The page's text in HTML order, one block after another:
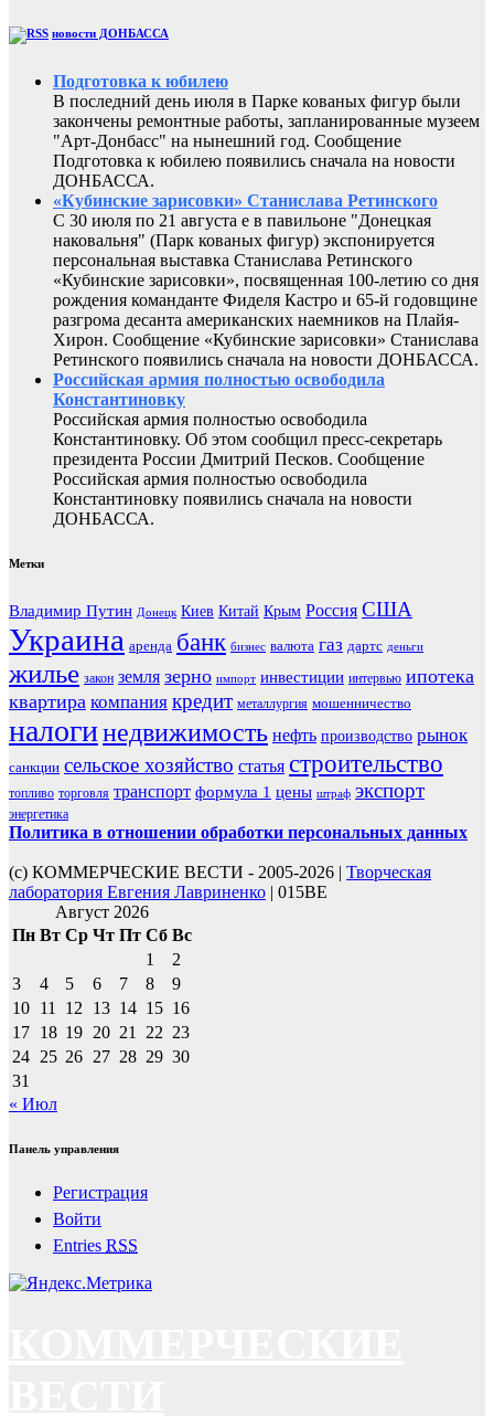
новости ДОНБАССА
Подготовка к юбилею
В последний день июля в Парке кованых фигур были
закончены ремонтные работы, запланированные музеем
"Арт-Донбасс" на нынешний год. Сообщение
Подготовка к юбилею появились сначала на новости
ДОНБАССА.
«Кубинские зарисовки» Станислава Ретинского
С 30 июля по 21 августа е в павильоне "Донецкая
наковальня" (Парк кованых фигур) экспонируется
персональная выставка Станислава Ретинского
«Кубинские зарисовки», посвященная 100-летию со дня
рождения команданте Фиделя Кастро и 65-й годовщине
разгрома десанта американских наемников на Плайя-
Хирон. Сообщение «Кубинские зарисовки» Станислава
Ретинского появились сначала на новости ДОНБАССА.
Российская армия полностью освободила
Константиновку
Российская армия полностью освободила
Константиновку. Об этом сообщил пресс-секретарь
президента России Дмитрий Песков. Сообщение
Российская армия полностью освободила
Константиновку появились сначала на новости
ДОНБАССА.
Метки
Владимир Путин Донецк Киев Китай Крым Россия США
Украина аренда банк бизнес валюта газ дартс деньги
жилье закон земля зерно импорт инвестиции интервью ипотека
квартира компания кредит металлургия мошенничество
налогинедвижимость нефть производство рынок
санкции сельское хозяйство статья строительство
топливо торговля транспорт формула 1 цены штраф экспорт
энергетика
Политика в отношении обработки персональных данных
(с) КОММЕРЧЕСКИЕ ВЕСТИ - 2005-2026 | Творческая
лаборатория Евгения Лавриненко | 015BE
Август 2026
Пн Вт Ср Чт Пт Сб Вс
1
2
3
4 5 6 7 8
9
10 11 12 13 14 15 16
17 18 19 20 21 22 23
24 25 26 27 28 29 30
31
« Июл
Панель управления
Регистрация
Войти
Entries RSS